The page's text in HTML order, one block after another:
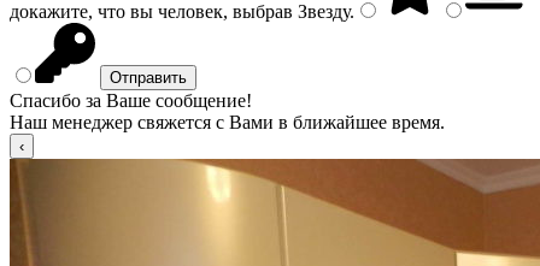
докажите, что вы человек, выбрав Звезду.
Спасибо за Ваше сообщение!
Наш менеджер свяжется с Вами в ближайшее время.